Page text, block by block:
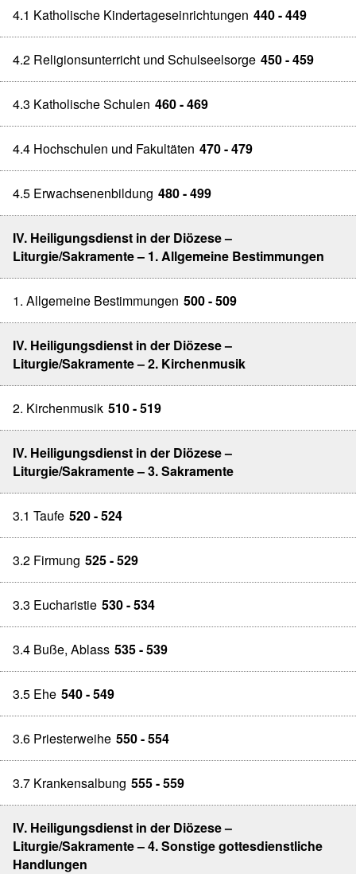
4.1 Katholische Kindertageseinrichtungen 440 - 449
4.2 Religionsunterricht und Schulseelsorge 450 - 459
4.3 Katholische Schulen 460 - 469
4.4 Hochschulen und Fakultäten 470 - 479
4.5 Erwachsenenbildung 480 - 499
IV. Heiligungsdienst in der Diözese –
Liturgie/Sakramente – 1. Allgemeine Bestimmungen
1. Allgemeine Bestimmungen 500 - 509
IV. Heiligungsdienst in der Diözese –
Liturgie/Sakramente – 2. Kirchenmusik
2. Kirchenmusik 510 - 519
IV. Heiligungsdienst in der Diözese –
Liturgie/Sakramente – 3. Sakramente
3.1 Taufe 520 - 524
3.2 Firmung 525 - 529
3.3 Eucharistie 530 - 534
3.4 Buße, Ablass 535 - 539
3.5 Ehe 540 - 549
3.6 Priesterweihe 550 - 554
3.7 Krankensalbung 555 - 559
IV. Heiligungsdienst in der Diözese –
Liturgie/Sakramente – 4. Sonstige gottesdienstliche
Handlungen